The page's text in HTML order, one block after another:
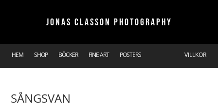
JONAS CLASSON PHOTOGRAPHY
HEM SHOP BÖCKER FINE ART POSTERS VILLKOR
SÅNGSVAN